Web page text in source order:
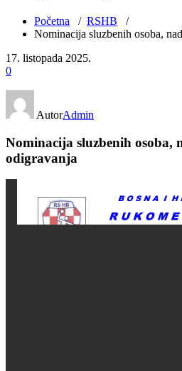
Početna / RSHB /
Nominacija sluzbenih osoba,
17. listopada 2025.
0
AutorAdmin
Nominacija sluzbenih osoba,
odigravanja